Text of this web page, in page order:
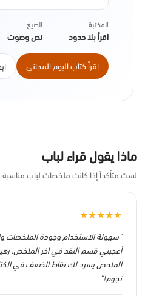
بحدوث الانهيار
خاص على
عن دار النشر بنجوين سنة
المكتبة
اقرأ بلا حدود
الصيغ
نص وصوت
اقرأ كتاب اليوم المجاني
ماذا يقول قراء لباب
لست متأكداً إذا كانت ملخصات لباب
★
★
★
★
★
“سهولة الاستخدام وجودة الملخصات
أعجبني قسم النقد في اخر الملخص.
الملخص يسرد لك نقاط الضعف في
نجوم!”